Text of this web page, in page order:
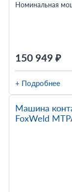
150 949 ₽
Номинальная
+ Подробнее
Машина
FoxWeld